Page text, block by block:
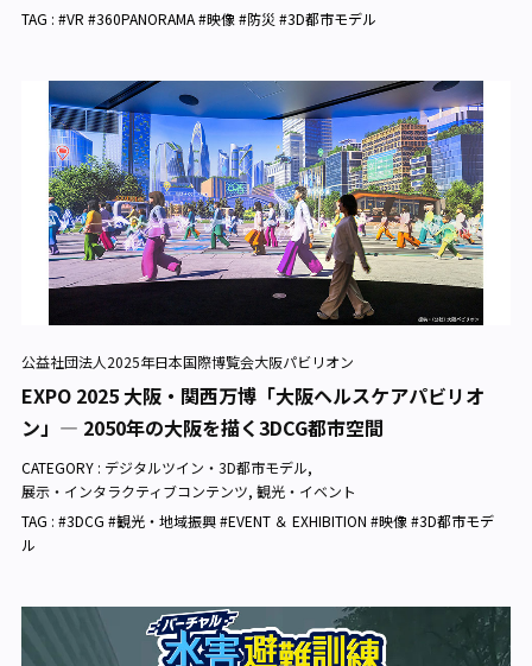
TAG : #VR #360PANORAMA #映像 #防災 #3D都市モデル
公益社団法人2025年日本国際博覧会大阪パビリオン
EXPO 2025 大阪・関西万博「大阪ヘルスケアパビリオ
ン」— 2050年の大阪を描く3DCG都市空間
CATEGORY : デジタルツイン・3D都市モデル,
展示・インタラクティブコンテンツ, 観光・イベント
TAG : #3DCG #観光・地域振興 #EVENT ＆ EXHIBITION #映像 #3D都市モデ
ル